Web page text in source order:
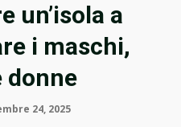
un’isola a
i maschi,
donne
24, 2025